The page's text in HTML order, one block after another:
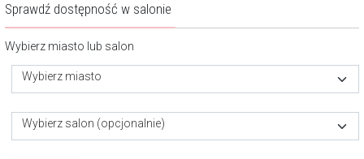
Sprawdź dostępność w salonie
Wybierz miasto lub salon
Wybierz miasto
Wybierz salon (opcjonalnie)